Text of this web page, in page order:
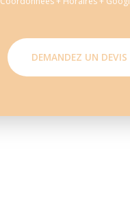
DEMANDEZ UN DEVIS